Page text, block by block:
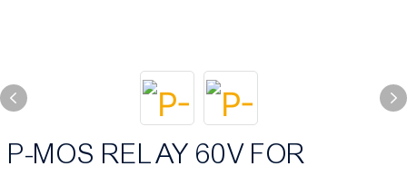
P-MOS RELAY 60V FOR